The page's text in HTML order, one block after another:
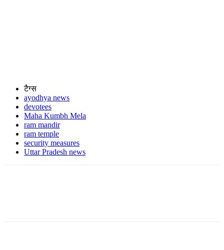
टैग्स
ayodhya news
devotees
Maha Kumbh Mela
ram mandir
ram temple
security measures
Uttar Pradesh news